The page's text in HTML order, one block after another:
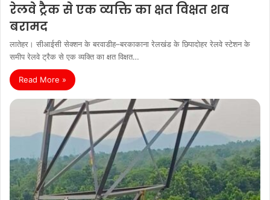
रेलवे ट्रैक से एक व्यक्ति का क्षत विक्षत शव
बरामद
लातेहर। सीआईसी सेक्शन के बरवाडीह–बरकाकाना रेलखंड के छिपादोहर रेलवे स्टेशन के
समीप रेलवे ट्रैक से एक व्यक्ति का क्षत विक्षत…
Read More »